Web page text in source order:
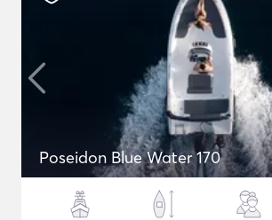
Poseidon Blue Water 170